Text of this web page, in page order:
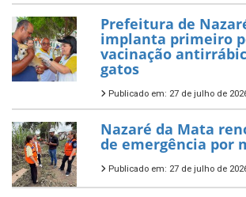
Prefeitura de
implanta primeiro
vacinação
gatos
Publicado em: 27 de julho de
Nazaré da Mata
de emergência por
Publicado em: 27 de julho de